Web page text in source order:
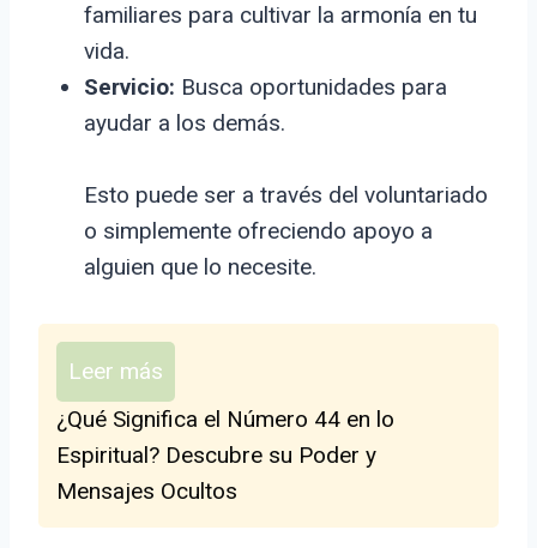
familiares para cultivar la armonía en tu
vida.
Servicio: Busca oportunidades para
ayudar a los demás.
Esto puede ser a través del voluntariado
o simplemente ofreciendo apoyo a
alguien que lo necesite.
Leer más
¿Qué Significa el Número 44 en lo
Espiritual? Descubre su Poder y
Mensajes Ocultos